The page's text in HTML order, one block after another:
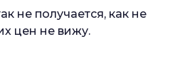
не получается, как не
цен не вижу.